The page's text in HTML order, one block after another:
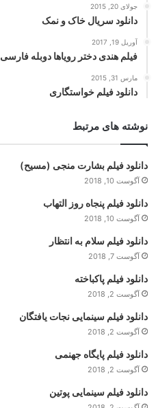
جولای 20, 2015
دانلود سریال خاک و نمک
آوریل 19, 2017
فیلم هندی دختر رویاها دوبله فارسی
مارس 31, 2015
دانلود فیلم خواستگاری
نوشته های مرتبط
دانلود فیلم بشارت منجی (مسیح)
آگوست 10, 2018
دانلود فیلم پنجاه روز التهاب
آگوست 10, 2018
دانلود فیلم سلام به انتظار
آگوست 7, 2018
دانلود فیلم پاکباخته
آگوست 2, 2018
دانلود فیلم سینمایی نجات یافتگان
آگوست 2, 2018
دانلود فیلم پایگاه جهنمی
آگوست 2, 2018
دانلود فیلم سینمایی پوتین